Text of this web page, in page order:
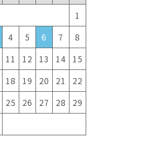
1
4 5 6 7
8
11 12 13 14
15
18 19 20 21
22
25 26 27 28
29